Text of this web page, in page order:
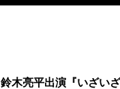
鈴木亮平出演『いざい